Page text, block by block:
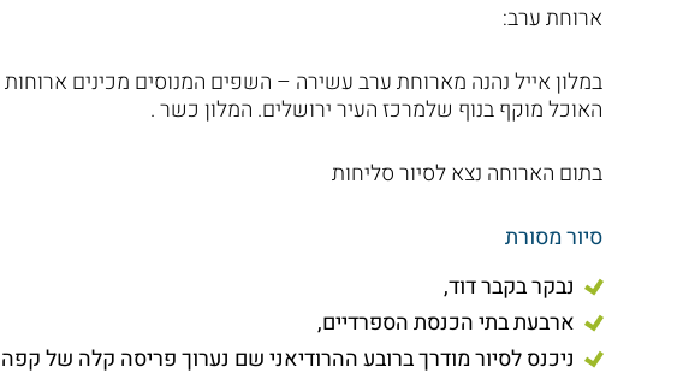
ארוחת ערב:
במלון אייל נהנה מארוחת ערב עשירה – השפים המנוסים מכינים ארוחות
האוכל מוקף בנוף שלמרכז העיר ירושלים. המלון כשר .
בתום הארוחה נצא לסיור סליחות
סיור מסורת
נבקר בקבר דוד,
ארבעת בתי הכנסת הספרדיים,
ניכנס לסיור מודרך ברובע ההרודיאני שם נערוך פריסה קלה של